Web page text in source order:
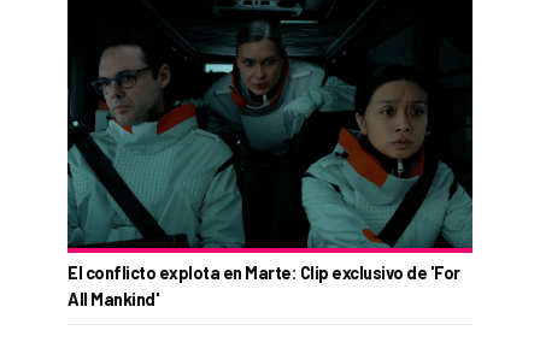
El conflicto explota en Marte: Clip exclusivo de 'For
All Mankind'